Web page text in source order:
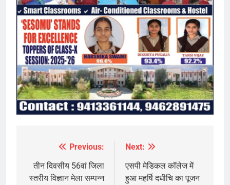
navigation
Previous:
तीन दिवसीय 56वां जिला
स्तरीय विज्ञान मेला सम्पन्न
Next:
एसपी मेडिकल कॉलेज में
हुआ महर्षि दधीचि का पूजन